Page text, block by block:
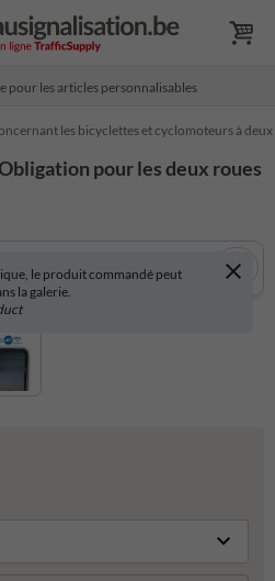
pour les articles personnalisables
les bicyclettes et cyclomoteurs à
pour les deux roues
le produit commandé peut
la galerie.